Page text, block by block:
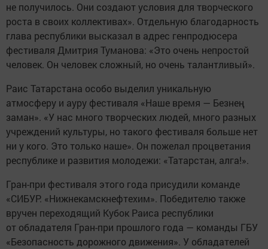
не получилось. Они создают условия для творческого
роста в своих коллективах». Отдельную благодарность
глава республики высказал в адрес генпродюсера
фестиваля Дмитрия Туманова: «Это очень непростой
человек. Он человек сложный, но очень талантливый».
Раис Татарстана особо выделил уникальную
атмосферу и ауру фестиваля «Наше время — Безнең
заман». «У нас много творческих людей, много разных
учреждений культуры, но такого фестиваля больше нет
ни у кого. Это только наше». Он пожелал процветания
республике и развития молодежи: «Татарстан, алга!».
Гран-при фестиваля этого года присудили команде
«СИБУР. «Нижнекамскнефтехим». Победителю также
вручен переходящий Кубок Раиса республики
от обладателя Гран-при прошлого года — команды ГБУ
«Безопасность дорожного движения». У обладателей